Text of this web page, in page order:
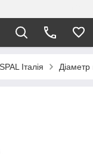
Італія